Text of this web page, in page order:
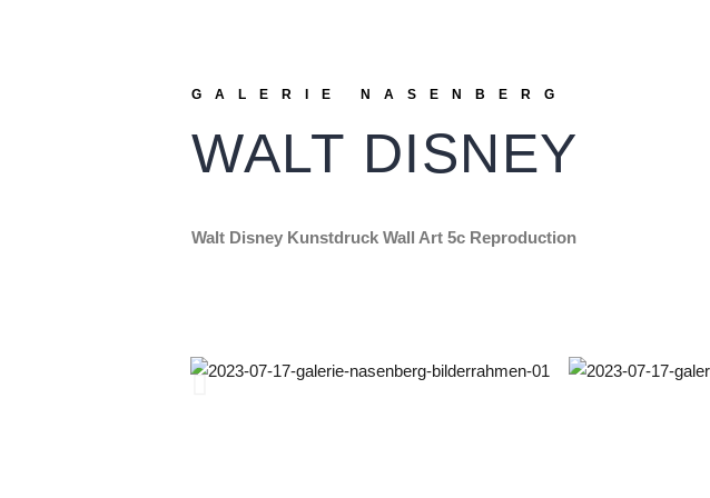
GALERIE NASENBERG
WALT DISNEY
Walt Disney Kunstdruck Wall Art 5c Reproduction